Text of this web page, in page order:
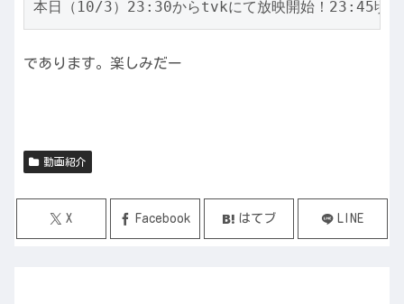
であります。楽しみだー
動画紹介
X Facebook はてブ LINE